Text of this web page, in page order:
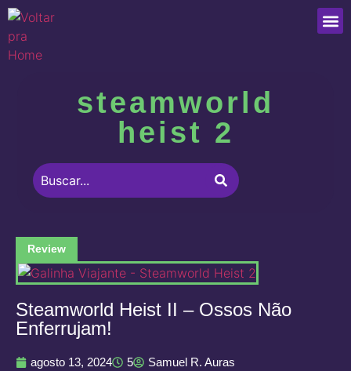
steamworld
heist 2
Review
Steamworld Heist II – Ossos Não
Enferrujam!
agosto 13, 2024 5 Samuel R. Auras